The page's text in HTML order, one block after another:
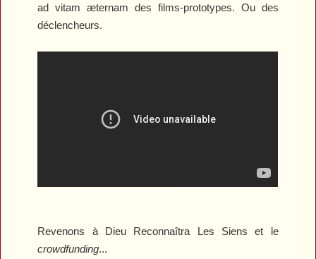
ad vitam æternam des films-prototypes. Ou des
déclencheurs.
Revenons à Dieu Reconnaîtra Les Sienset le
crowdfunding...